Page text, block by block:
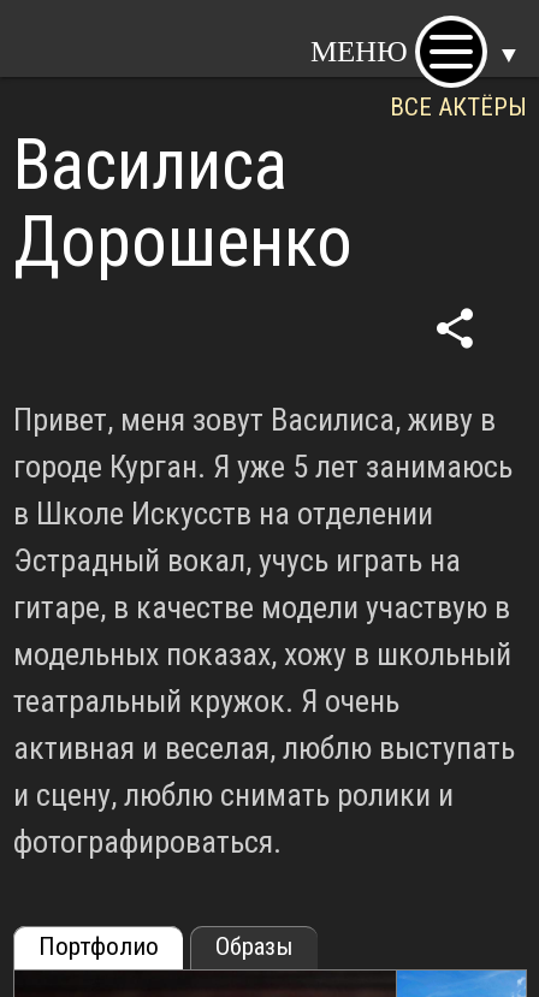
▼
МЕНЮ
ВСЕ АКТЁРЫ
Василиса
Дорошенко
share
Привет, меня зовут Василиса, живу в
городе Курган. Я уже 5 лет занимаюсь
в Школе Искусств на отделении
Эстрадный вокал, учусь играть на
гитаре, в качестве модели участвую в
модельных показах, хожу в школьный
театральный кружок. Я очень
активная и веселая, люблю выступать
и сцену, люблю снимать ролики и
фотографироваться.
Портфолио Образы